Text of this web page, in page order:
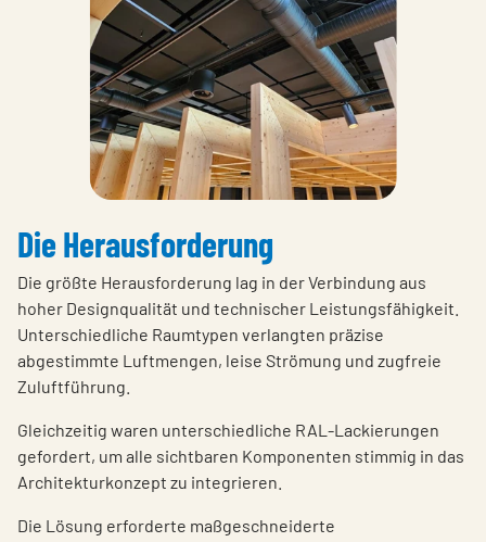
Die Herausforderung
Die größte Herausforderung lag in der Verbindung aus
hoher Designqualität und technischer Leistungsfähigkeit.
Unterschiedliche Raumtypen verlangten präzise
abgestimmte Luftmengen, leise Strömung und zugfreie
Zuluftführung.
Gleichzeitig waren unterschiedliche RAL-Lackierungen
gefordert, um alle sichtbaren Komponenten stimmig in das
Architekturkonzept zu integrieren.
Die Lösung erforderte maßgeschneiderte